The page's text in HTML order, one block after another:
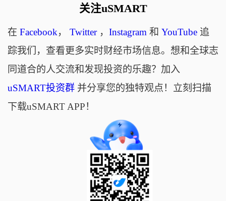
关注uSMART
在 Facebook， Twitter， Instagram 和 YouTube追
踪我们，查看更多实时财经市场信息。想和全球志
同道合的人交流和发现投资的乐趣？加入
uSMART投资群并分享您的独特观点！立刻扫描
下载uSMART APP！